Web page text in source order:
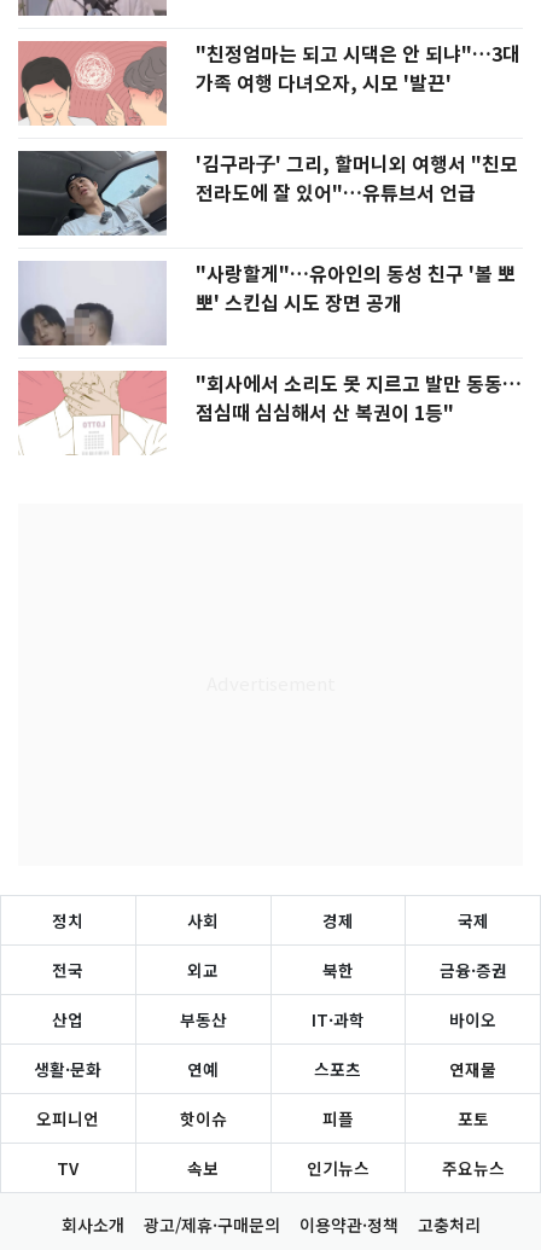
"친정엄마는 되고 시댁은 안 되냐"…3대
가족 여행 다녀오자, 시모 '발끈'
'김구라子' 그리, 할머니외 여행서 "친모
전라도에 잘 있어"…유튜브서 언급
"사랑할게"…유아인의 동성 친구 '볼 뽀
뽀' 스킨십 시도 장면 공개
"회사에서 소리도 못 지르고 발만 동동…
점심때 심심해서 산 복권이 1등"
정치 사회 경제 국제
전국 외교 북한 금융·증권
산업 부동산 IT·과학 바이오
생활·문화 연예 스포츠 연재물
오피니언 핫이슈 피플 포토
TV 속보 인기뉴스 주요뉴스
회사소개 광고/제휴·구매문의 이용약관·정책 고충처리